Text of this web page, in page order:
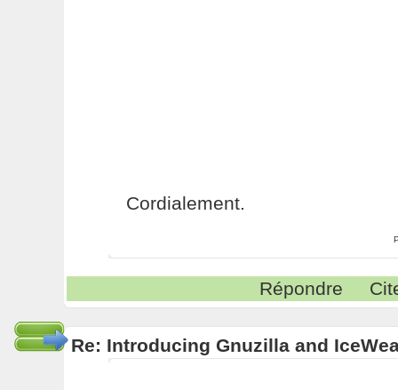
Cordialement.
Répondre
Re: Introducing Gnuzilla and